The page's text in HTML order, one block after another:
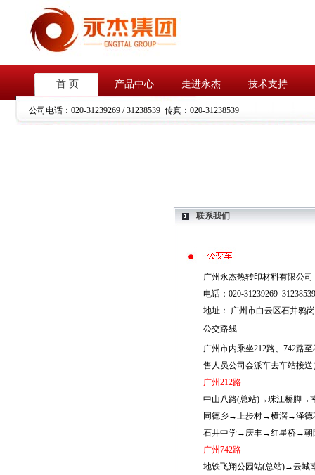
首 页 产品中心 走进永杰 技术支持
公司电话： 020-31239269 / 31238539 传真： 020-31238539
联系我们
广州永杰热转印材料有限公司
电话：020-31239269 31238539
地址： 广州市白云区石井鸦
公交路线
广州市内乘坐212路、742路
售人员公司会派车去车站接送
广州212路
中山八路(总站)→珠江桥脚
同德乡→上步村→横滘→泽
石井中学→庆丰→红星桥→
广州742路
地铁飞翔公园站(总站)→云城